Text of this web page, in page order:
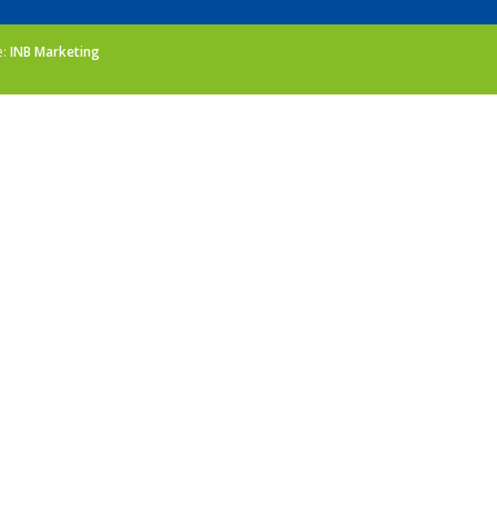
INB Marketing